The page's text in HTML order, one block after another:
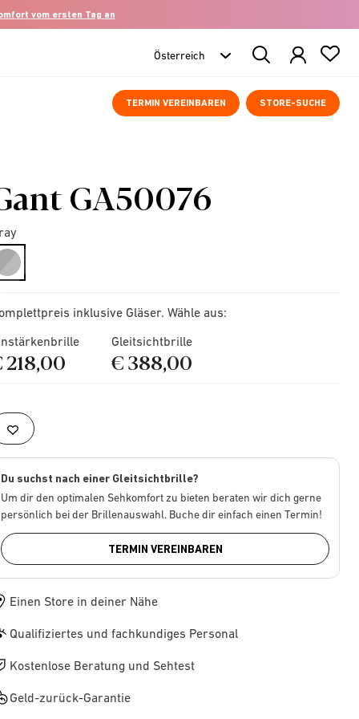
vom ersten Tag an
Search
Products
TERMIN VEREINBAREN STORE-SUCHE
GA50076
selected
inklusive Gläser. Wähle aus:
218,00
Gleitsichtbrille
€ 388,00
Du suchst nach einer Gleitsichtbrille?
Um dir den optimalen Sehkomfort zu bieten beraten wir dich gerne
persönlich bei der Brillenauswahl. Buche dir einfach einen Termin!
TERMIN VEREINBAREN
Einen Store in deiner Nähe
Qualifiziertes und fachkundiges Personal
Kostenlose Beratung und Sehtest
Geld-zurück-Garantie